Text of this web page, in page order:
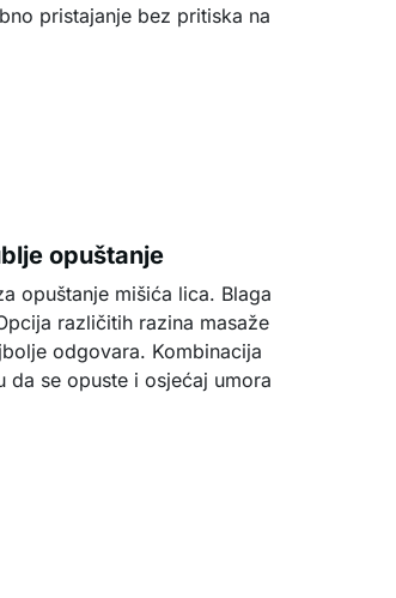
pristajanje bez pritiska na
opuštanje
opuštanje mišića lica. Blaga
različitih razina masaže
odgovara. Kombinacija
se opuste i osjećaj umora